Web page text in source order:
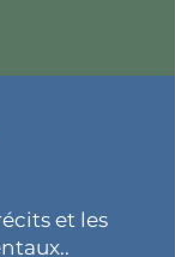
et les